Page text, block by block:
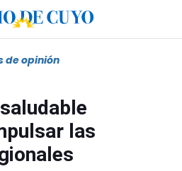
de opinión
las